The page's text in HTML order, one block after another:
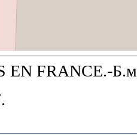
EN FRANCE.-